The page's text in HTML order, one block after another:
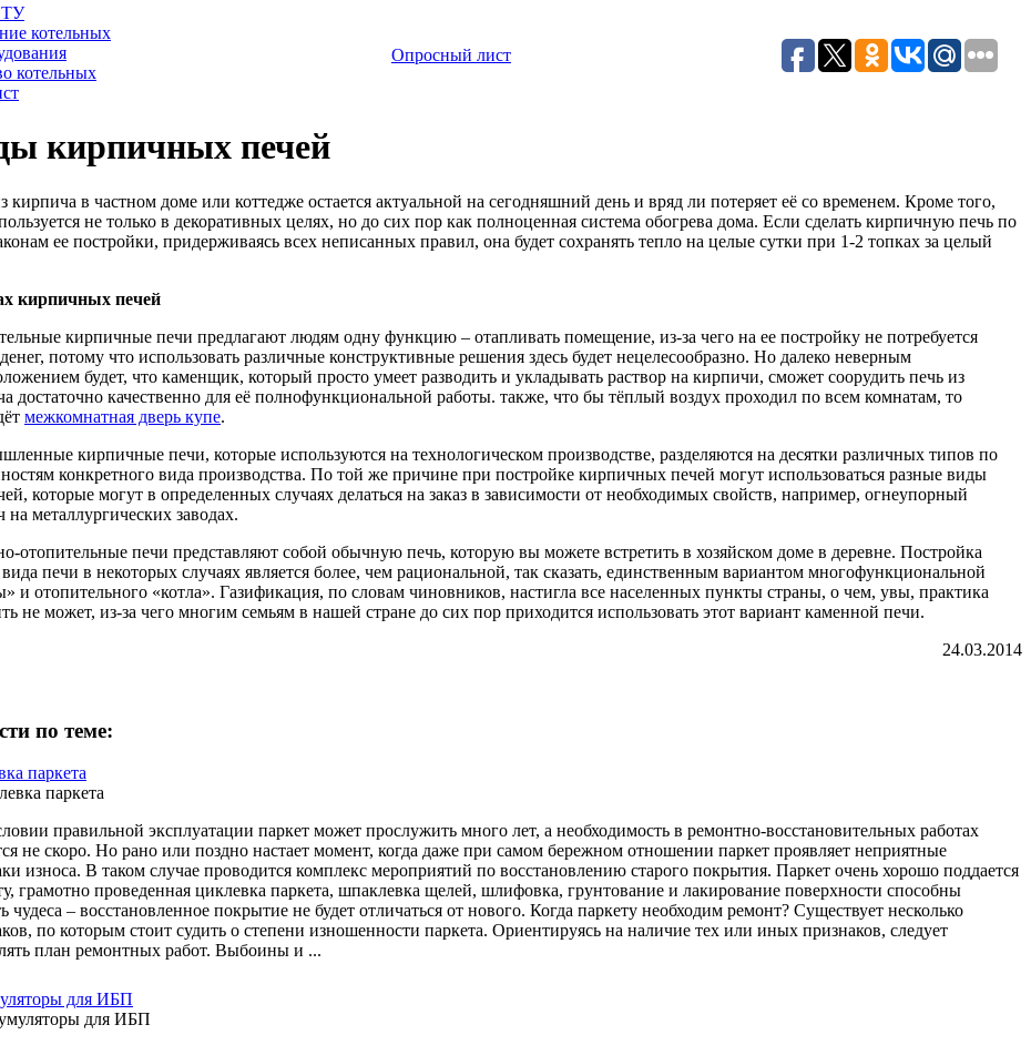
ТУ
котельных
котельных
Опросный лист
кирпичных печей
кирпича в частном доме или коттедже остается актуальной на сегодняшний день и вряд ли потеряет её со временем. Кроме того,
не только в декоративных целях, но до сих пор как полноценная система обогрева дома. Если сделать кирпичную печь по
ее постройки, придерживаясь всех неписанных правил, она будет сохранять тепло на целые сутки при 1-2 топках за целый
кирпичных печей
кирпичные печи предлагают людям одну функцию – отапливать помещение, из-за чего на ее постройку не потребуется
потому что использовать различные конструктивные решения здесь будет нецелесообразно. Но далеко неверным
будет, что каменщик, который просто умеет разводить и укладывать раствор на кирпичи, сможет соорудить печь из
достаточно качественно для её полнофункциональной работы. также, что бы тёплый воздух проходил по всем комнатам, то
межкомнатная дверь купе.
кирпичные печи, которые используются на технологическом производстве, разделяются на десятки различных типов по
конкретного вида производства. По той же причине при постройке кирпичных печей могут использоваться разные виды
которые могут в определенных случаях делаться на заказ в зависимости от необходимых свойств, например, огнеупорный
на металлургических заводах.
отопительные печи представляют собой обычную печь, которую вы можете встретить в хозяйском доме в деревне. Постройка
вида печи в некоторых случаях является более, чем рациональной, так сказать, единственным вариантом многофункциональной
и отопительного «котла». Газификация, по словам чиновников, настигла все населенных пункты страны, о чем, увы, практика
не может, из-за чего многим семьям в нашей стране до сих пор приходится использовать этот вариант каменной печи.
24.03.2014
по теме:
паркета
правильной эксплуатации паркет может прослужить много лет, а необходимость в ремонтно-восстановительных работах
не скоро. Но рано или поздно настает момент, когда даже при самом бережном отношении паркет проявляет неприятные
износа. В таком случае проводится комплекс мероприятий по восстановлению старого покрытия. Паркет очень хорошо поддается
грамотно проведенная циклевка паркета, шпаклевка щелей, шлифовка, грунтование и лакирование поверхности способны
чудеса – восстановленное покрытие не будет отличаться от нового. Когда паркету необходим ремонт? Существует несколько
по которым стоит судить о степени изношенности паркета. Ориентируясь на наличие тех или иных признаков, следует
план ремонтных работ. Выбоины и ...
для ИБП